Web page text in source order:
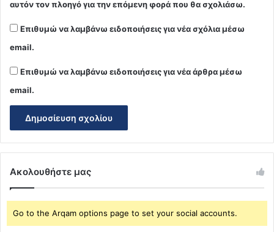
αυτόν τον πλοηγό για την επόμενη φορά που θα σχολιάσω.
Επιθυμώ να λαμβάνω ειδοποιήσεις για νέα σχόλια μέσω
email.
Επιθυμώ να λαμβάνω ειδοποιήσεις για νέα άρθρα μέσω
email.
Ακολουθήστε μας
Go to the Arqam options page to set your social accounts.